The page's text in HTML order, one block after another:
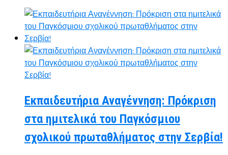
Εκπαιδευτήρια Αναγέννηση: Πρόκριση
στα ημιτελικά του Παγκόσμιου
σχολικού πρωταθλήματος στην Σερβία!